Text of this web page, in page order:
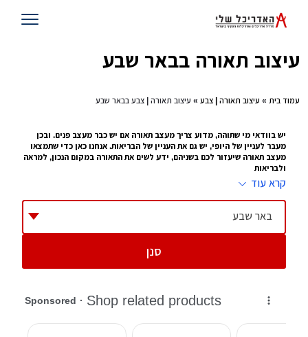
עיצוב תאורה בבאר שבע
עמוד בית » עיצוב תאורה | צבע » עיצוב תאורה | צבע בבאר שבע
יש בוודאי מי שתוהה, מדוע צריך מעצב תאורה אם יש כבר מעצב פנים. ובכן
מעבר לעניין של היופי, יש גם את העניין של הבריאות. אנחנו כאן כדי שתמצאו
מעצב תאורה שיעזור לכם בשניהם, ידע לשים את התאורה במקום הנכון, למראה
ולבריאות
ביממה, או נמצא בבית, קורא או מסתכל על טלוויזיה כמה שעות ביום , יודע איזו
השפעה יש לתאורה על העיניים שלו. זו הסיבה שמתוך
צמח לו תחום של
עיצוב תאורה, מעצב שמציע היכן לשים את התאורה, באיזו כמות ובאיזו צורה.
ההשפעה שלו על הבית יכולה להיות עצומה
תוודאו שהתאורה נמצאת במקום שילד לא יכול להגיע אליה
תוודאו שיש תאורה מספקת לקריאה ליד השולחן וליד המיטה
קרא עוד
באר שבע
סנן